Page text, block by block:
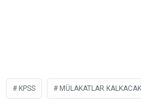
KPSS MÜLAKATLAR KALKACAK